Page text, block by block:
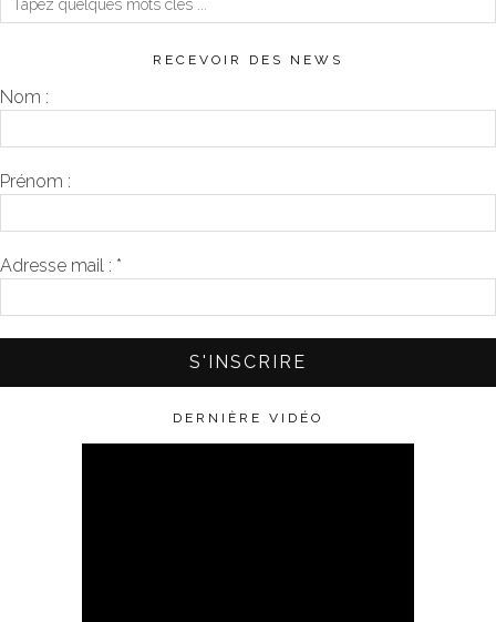
RECEVOIR DES NEWS
Nom :
Prénom :
Adresse mail : *
DERNIÈRE VIDÉO